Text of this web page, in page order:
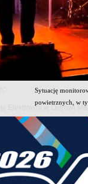
Elektrowni w Ostrowi
obszary
pododdziały do
Jednym z
wodnej, węzłów
Odpadów
W trakcie
Sytuację
powietrznych, w
Istotnym
epizodów
wody, działania
Ważnym